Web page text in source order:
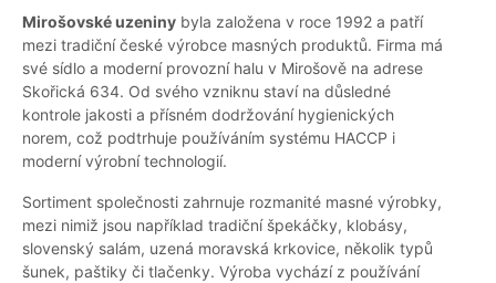
Mirošovské uzeniny byla založena v roce 1992 a patří
mezi tradiční české výrobce masných produktů. Firma má
své sídlo a moderní provozní halu v Mirošově na adrese
Skořická 634. Od svého vzniknu staví na důsledné
kontrole jakosti a přísném dodržování hygienických
norem, což podtrhuje používáním systému HACCP i
moderní výrobní technologií.
Sortiment společnosti zahrnuje rozmanité masné výrobky,
mezi nimiž jsou například tradiční špekáčky, klobásy,
slovenský salám, uzená moravská krkovice, několik typů
šunek, paštiky či tlačenky. Výroba vychází z používání